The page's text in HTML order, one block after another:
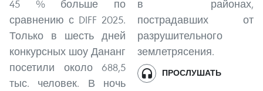
45 % больше по
сравнению с DIFF 2025.
Только в шесть дней
конкурсных шоу Дананг
посетили около 688,5
тыс. человек. В ночь
в районах,
пострадавших от
разрушительного
землетрясения.
ПРОСЛУШАТЬ